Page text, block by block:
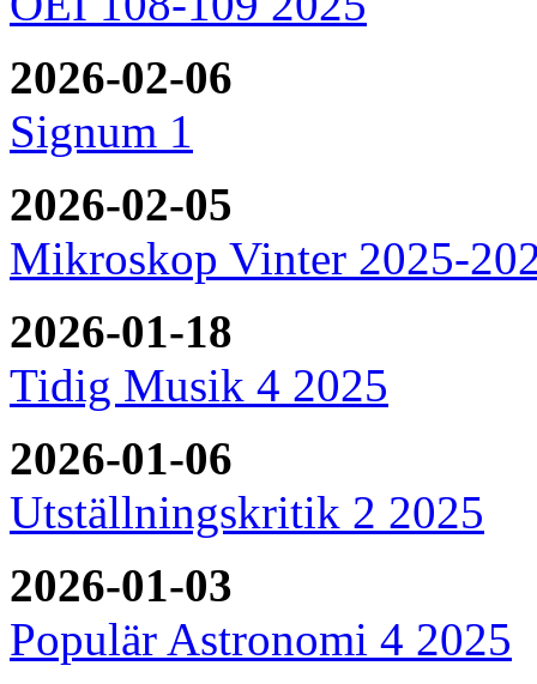
2026-02-06
Signum 1
2026-02-05
Mikroskop Vinter 2025-
2026-01-18
Tidig Musik 4 2025
2026-01-06
Utställningskritik 2 2025
2026-01-03
Populär Astronomi 4 2025